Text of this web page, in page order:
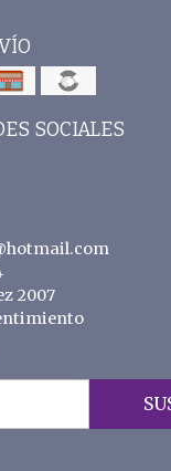
SOCIALES
2007